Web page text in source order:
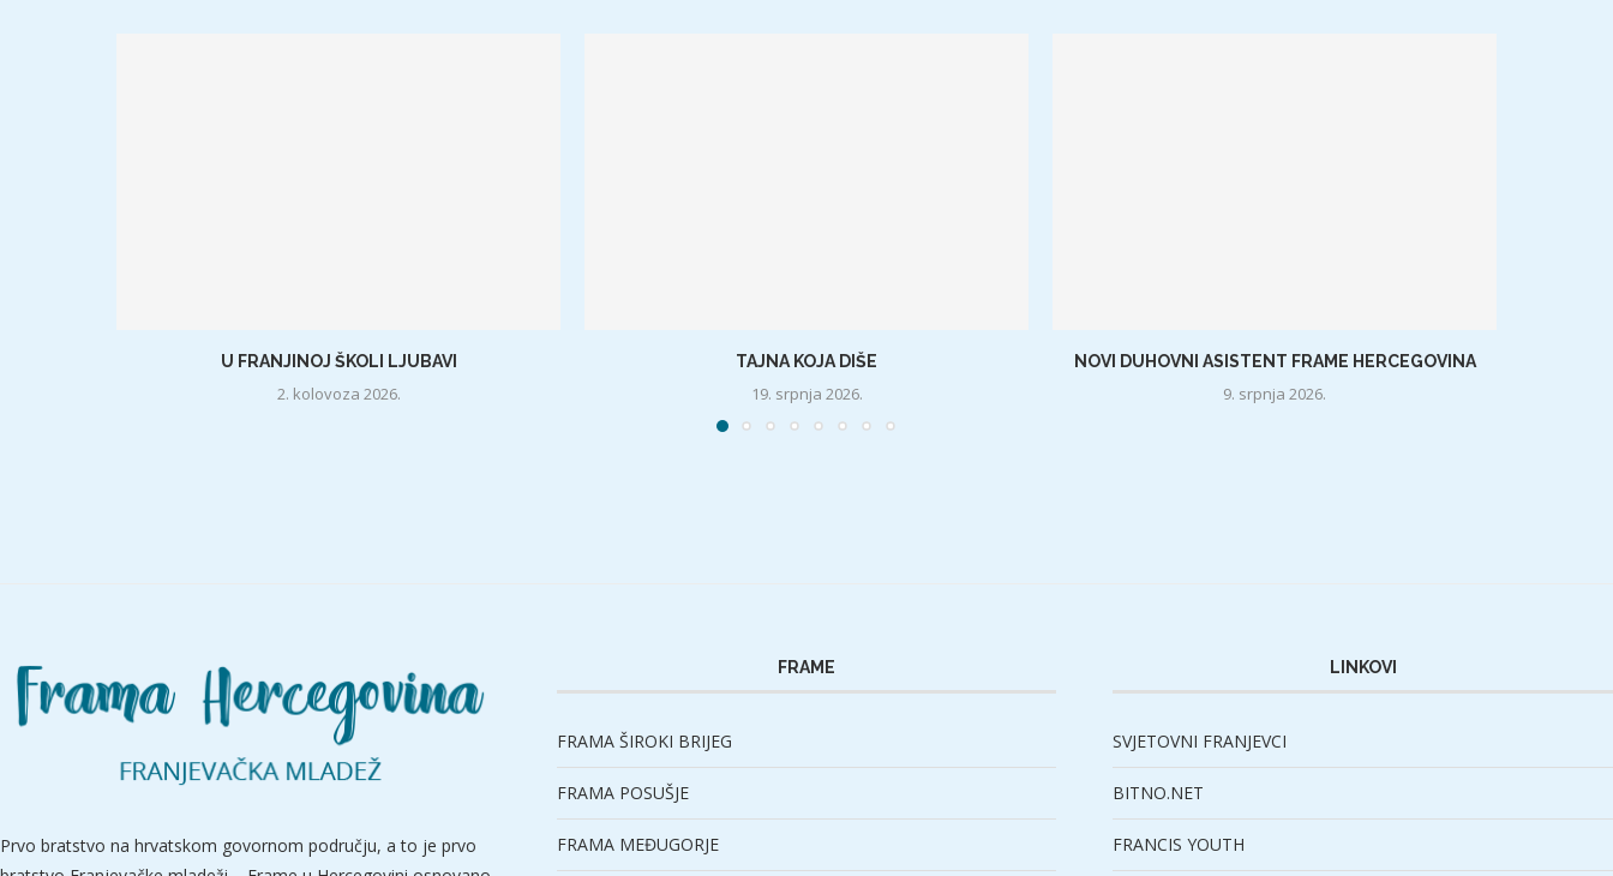
U FRANJINOJ ŠKOLI LJUBAVI
2. kolovoza 2026.
TAJNA KOJA DIŠE
19. srpnja 2026.
NOVI DUHOVNI ASISTENT FRAME HERCEGOVINA
9. srpnja 2026.
Prvo bratstvo na hrvatskom govornom području, a to je prvo
FRAME
FRAMA ŠIROKI BRIJEG
FRAMA POSUŠJE
FRAMA MEĐUGORJE
LINKOVI
SVJETOVNI FRANJEVCI
BITNO.NET
FRANCIS YOUTH